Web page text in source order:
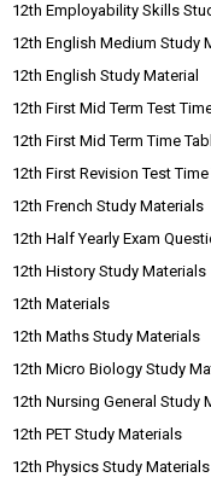
12th Employability Skills
12th English Medium Study
12th English Study Material
12th First Mid Term Test
12th First Mid Term Time
12th First Revision Test
12th French Study Materials
12th Half Yearly Exam
12th History Study Materials
12th Materials
12th Maths Study Materials
12th Micro Biology Study
12th Nursing General Study
12th PET Study Materials
12th Physics Study Materials